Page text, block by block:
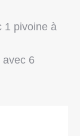
1 pivoine à
avec 6